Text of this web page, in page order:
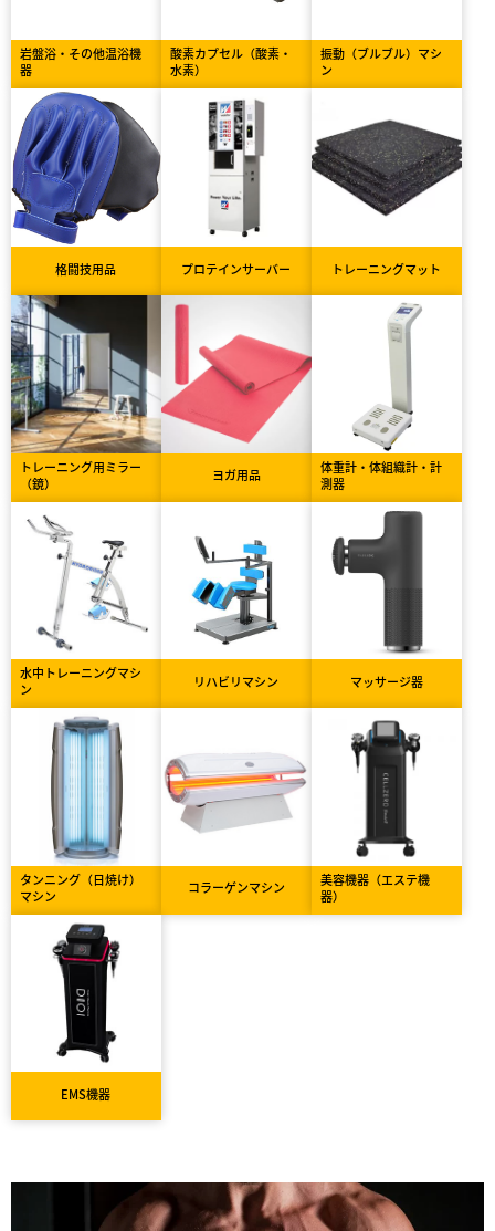
岩盤浴・その他温浴機
器
酸素カプセル（酸素・
水素）
振動（ブルブル）マシ
ン
格闘技用品 プロテインサーバー トレーニングマット
トレーニング用ミラー
（鏡）
ヨガ用品
体重計・体組織計・計
測器
水中トレーニングマシ
ン
リハビリマシン マッサージ器
タンニング（日焼け）
マシン
コラーゲンマシン
美容機器（エステ機
器）
EMS機器